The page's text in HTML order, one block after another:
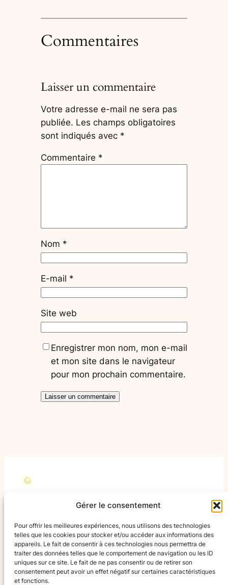
Gérer le consentement
Pour offrir les meilleures expériences, nous utilisons des technologies
telles que les cookies pour stocker et/ou accéder aux informations des
appareils. Le fait de consentir à ces technologies nous permettra de
traiter des données telles que le comportement de navigation ou les ID
uniques sur ce site. Le fait de ne pas consentir ou de retirer son
consentement peut avoir un effet négatif sur certaines caractéristiques
et fonctions.
Commentaires
Laisser un commentaire
Votre adresse e-mail ne sera pas
publiée. Les champs obligatoires
sont indiqués avec *
Commentaire *
Nom *
E-mail *
Site web
Enregistrer mon nom, mon e-mail
et mon site dans le navigateur
pour mon prochain commentaire.
Rires en Musiques
Avec Rires en Musiques France, tout le monde a sa
chance !
Qui sommes-nous
Présentation
Adhésion